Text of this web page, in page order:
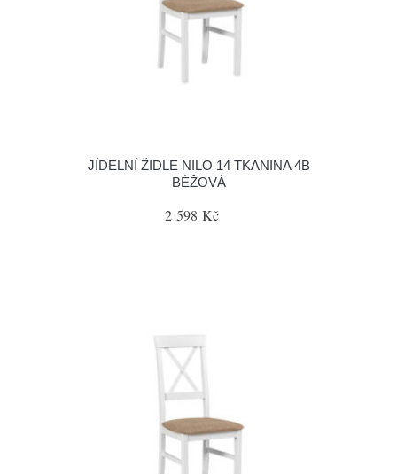
JÍDELNÍ ŽIDLE NILO 14 TKANINA 4B
BÉŽOVÁ
2 598 Kč